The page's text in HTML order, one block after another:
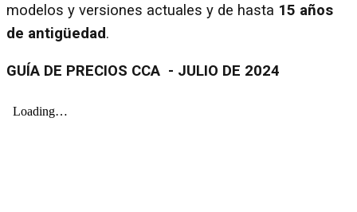
modelos y versiones actuales y de hasta 15 años
de antigüedad.
GUÍA DE PRECIOS CCA - JULIO DE 2024